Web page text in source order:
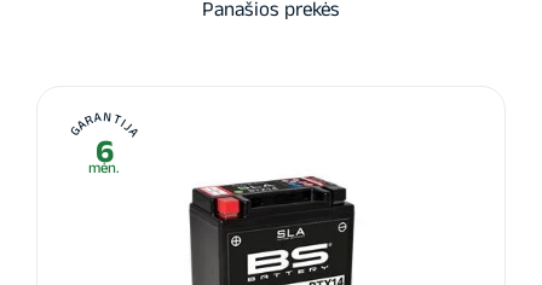
Panašios prekės
GARANTIJA
6
mėn.